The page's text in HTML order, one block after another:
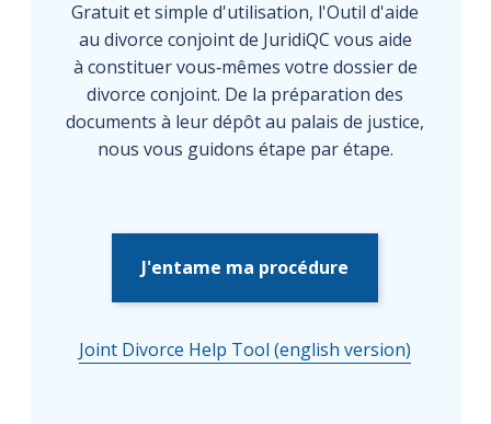
Gratuit et simple d'utilisation, l'Outil d'aide
au divorce conjoint de JuridiQC vous aide
à constituer vous‑mêmes votre dossier de
divorce conjoint. De la préparation des
documents à leur dépôt au palais de justice,
nous vous guidons étape par étape.
J'entame ma procédure
Joint Divorce Help Tool (english version)